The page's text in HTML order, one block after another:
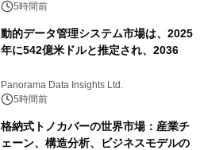
5時間前
動的データ管理システム市場は、2025
年に542億米ドルと推定され、2036
Panorama Data Insights Ltd.
5時間前
格納式トノカバーの世界市場：産業チ
ェーン、構造分析、ビジネスモデルの